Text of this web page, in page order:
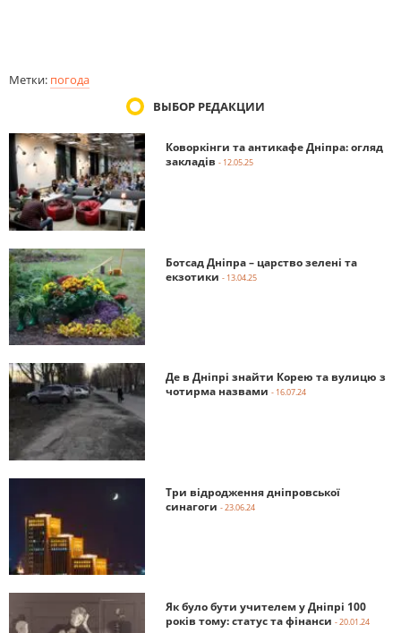
Метки: погода
ВЫБОР РЕДАКЦИИ
Коворкінги та антикафе Дніпра: огляд
закладів - 12.05.25
Ботсад Дніпра – царство зелені та
екзотики - 13.04.25
Де в Дніпрі знайти Корею та вулицю з
чотирма назвами - 16.07.24
Три відродження дніпровської
синагоги - 23.06.24
Як було бути учителем у Дніпрі 100
років тому: статус та фінанси - 20.01.24